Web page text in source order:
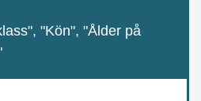
"Kön", "Ålder på